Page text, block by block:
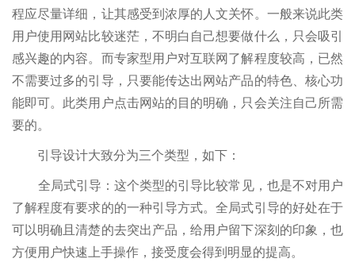
程应尽量详细，让其感受到浓厚的人文关怀。一般来说此类
用户使用网站比较迷茫，不明白自己想要做什么，只会吸引
感兴趣的内容。而专家型用户对互联网了解程度较高，已然
不需要过多的引导，只要能传达出网站产品的特色、核心功
能即可。此类用户点击网站的目的明确，只会关注自己所需
要的。
引导设计大致分为三个类型，如下：
全局式引导：这个类型的引导比较常见，也是不对用户
了解程度有要求的的一种引导方式。全局式引导的好处在于
可以明确且清楚的去突出产品，给用户留下深刻的印象，也
方便用户快速上手操作，接受度会得到明显的提高。